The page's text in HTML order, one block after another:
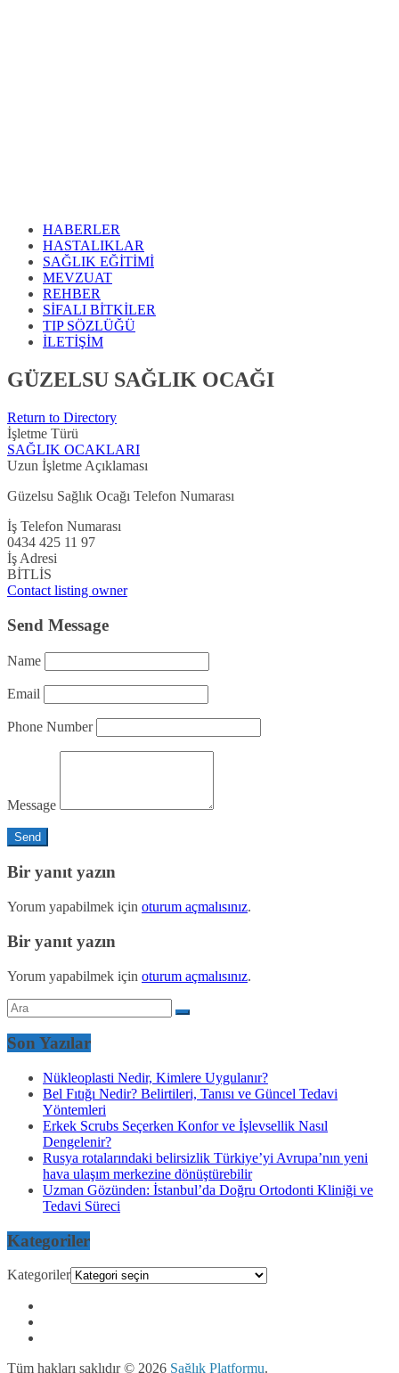
HABERLER
HASTALIKLAR
SAĞLIK EĞİTİMİ
MEVZUAT
REHBER
SİFALI BİTKİLER
TIP SÖZLÜĞÜ
İLETİŞİM
GÜZELSU SAĞLIK OCAĞI
Return to Directory
İşletme Türü
SAĞLIK OCAKLARI
Uzun İşletme Açıklaması
Güzelsu Sağlık Ocağı Telefon Numarası
İş Telefon Numarası
0434 425 11 97
İş Adresi
BİTLİS
Contact listing owner
Send Message
Name
Email
Phone Number
Message
Bir yanıt yazın
Yorum yapabilmek için oturum açmalısınız.
Bir yanıt yazın
Yorum yapabilmek için oturum açmalısınız.
Son Yazılar
Nükleoplasti Nedir, Kimlere Uygulanır?
Bel Fıtığı Nedir? Belirtileri, Tanısı ve Güncel Tedavi
Yöntemleri
Erkek Scrubs Seçerken Konfor ve İşlevsellik Nasıl
Dengelenir?
Rusya rotalarındaki belirsizlik Türkiye’yi Avrupa’nın yeni
hava ulaşım merkezine dönüştürebilir
Uzman Gözünden: İstanbul’da Doğru Ortodonti Kliniği ve
Tedavi Süreci
Kategoriler
Kategoriler
Tüm hakları saklıdır © 2026 Sağlık Platformu.